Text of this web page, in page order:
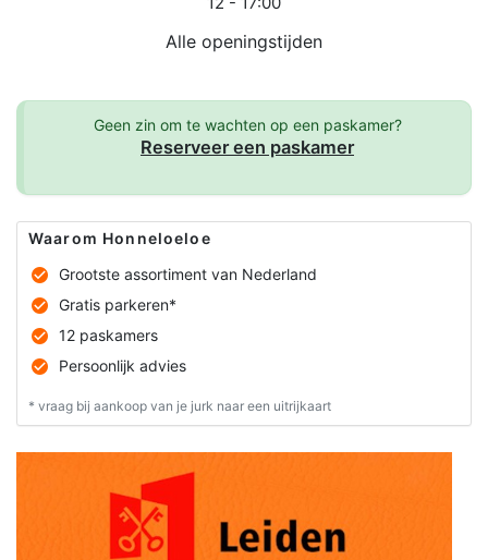
Alle openingstijden
Geen zin om te wachten op een paskamer?
Reserveer een paskamer
Waarom Honneloeloe
Grootste assortiment van Nederland
Gratis parkeren*
12 paskamers
Persoonlijk advies
* vraag bij aankoop van je jurk naar een uitrijkaart